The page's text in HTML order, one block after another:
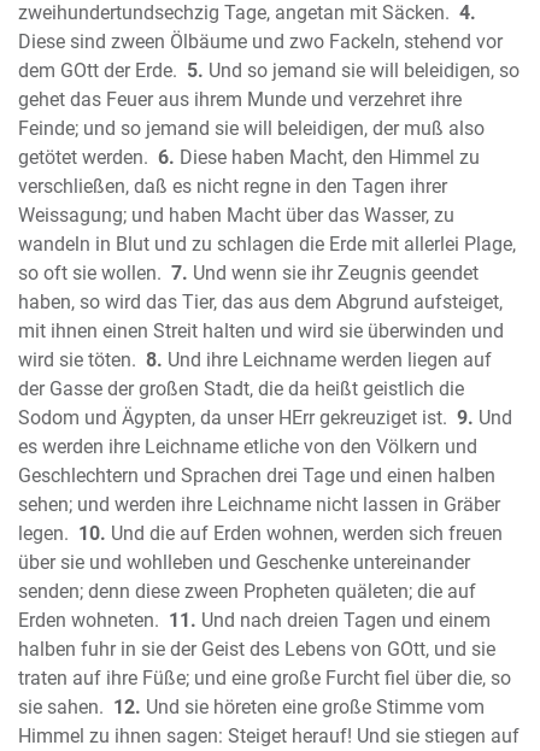
Das Buch Hiob (Ijob)
Der Psalter
Die Sprüche Salomos (Sprichwörter)
Der Prediger Salomo (Kohelet)
Das Hohelied Salomos
Der Prophet Jesaja
Der Prophet Jeremia
Die Klagelieder Jeremias
Der Prophet Hesekiel (Ezechiel)
Der Prophet Daniel
Der Prophet Hosea
Der Prophet Joel
Der Prophet Amos
Der Prophet Obadja
Der Prophet Jona
Der Prophet Micha
Der Prophet Nahum
Der Prophet Habakuk
Der Prophet Zephanja
Der Prophet Haggai
Der Prophet Sacharja
Der Prophet Maleachi
Neues Testament
zweihundertundsechzig Tage, angetan mit Säcken. 4.
Diese sind zween Ölbäume und zwo Fackeln, stehend vor
dem GOtt der Erde. 5. Und so jemand sie will beleidigen, so
gehet das Feuer aus ihrem Munde und verzehret ihre
Feinde; und so jemand sie will beleidigen, der muß also
getötet werden. 6. Diese haben Macht, den Himmel zu
verschließen, daß es nicht regne in den Tagen ihrer
Weissagung; und haben Macht über das Wasser, zu
wandeln in Blut und zu schlagen die Erde mit allerlei Plage,
so oft sie wollen. 7. Und wenn sie ihr Zeugnis geendet
haben, so wird das Tier, das aus dem Abgrund aufsteiget,
mit ihnen einen Streit halten und wird sie überwinden und
wird sie töten. 8. Und ihre Leichname werden liegen auf
der Gasse der großen Stadt, die da heißt geistlich die
Sodom und Ägypten, da unser HErr gekreuziget ist. 9. Und
es werden ihre Leichname etliche von den Völkern und
Geschlechtern und Sprachen drei Tage und einen halben
sehen; und werden ihre Leichname nicht lassen in Gräber
legen. 10. Und die auf Erden wohnen, werden sich freuen
über sie und wohlleben und Geschenke untereinander
senden; denn diese zween Propheten quäleten; die auf
Erden wohneten. 11. Und nach dreien Tagen und einem
halben fuhr in sie der Geist des Lebens von GOtt, und sie
traten auf ihre Füße; und eine große Furcht fiel über die, so
sie sahen. 12. Und sie höreten eine große Stimme vom
Himmel zu ihnen sagen: Steiget herauf! Und sie stiegen auf